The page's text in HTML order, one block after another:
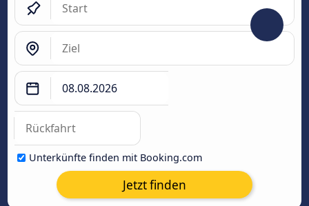
Unterkünfte finden mit Booking.com
Jetzt finden